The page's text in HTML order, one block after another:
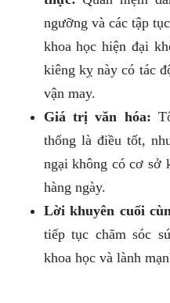
ngưỡng và các tập
khoa học hiện đại
kiêng kỵ này có tác
vận may.
Giá trị văn hóa:
thống là điều tốt,
ngại không có cơ sở
hàng ngày.
Lời khuyên cuối
tiếp tục chăm sóc
khoa học và lành